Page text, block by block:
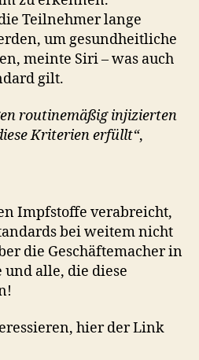
Teilnehmer lange
um gesundheitliche
meinte Siri – was auch
gilt.
routinemäßig injizierten
Kriterien erfüllt“,
Impfstoffe verabreicht,
bei weitem nicht
die Geschäftemacher in
alle, die diese
hier der Link